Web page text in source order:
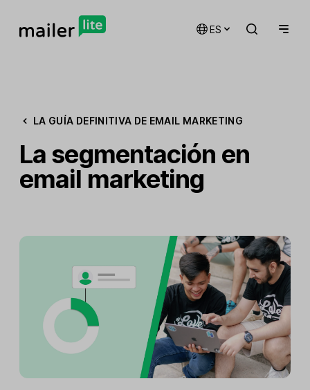
ES
LA GUÍA DEFINITIVA DE EMAIL MARKETING
La segmentación en
email marketing